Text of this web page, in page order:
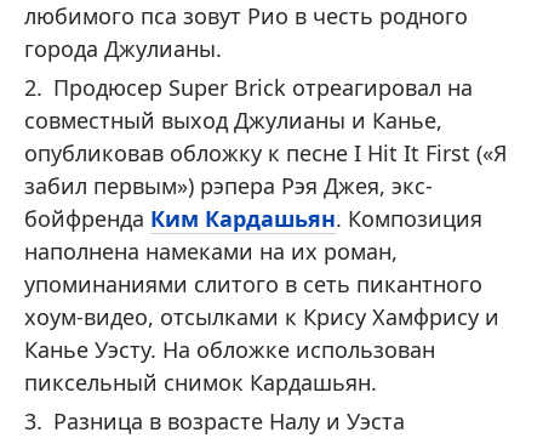
любимого пса зовут Рио в честь родного
города Джулианы.
Продюсер Super Brick отреагировал на
совместный выход Джулианы и Канье,
опубликовав обложку к песне I Hit It First («Я
забил первым») рэпера Рэя Джея, экс-
бойфренда Ким Кардашьян. Композиция
наполнена намеками на их роман,
упоминаниями слитого в сеть пикантного
хоум-видео, отсылками к Крису Хамфрису и
Канье Уэсту. На обложке использован
пиксельный снимок Кардашьян.
Разница в возрасте Налу и Уэста